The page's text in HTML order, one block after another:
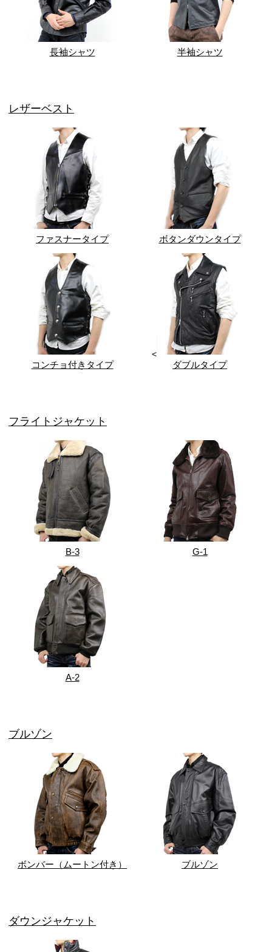
長袖シャツ 半袖シャツ
レザーベスト
ファスナータイプ ボタンダウンタイプ
コンチョ付きタイプ
<
ダブルタイプ
フライトジャケット
B-3 G-1
A-2
ブルゾン
ボンバー（ムートン付き） ブルゾン
ダウンジャケット